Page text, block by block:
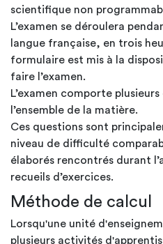
scientifique non
L’examen se déroulera
langue française, en trois
formulaire est mis à la
faire l’examen.
L’examen comporte
l’ensemble de la matière.
Ces questions sont
niveau de difficulté
élaborés rencontrés durant
recueils d’exercices.
Méthode de calcul
Lorsqu'une unité
plusieurs activités